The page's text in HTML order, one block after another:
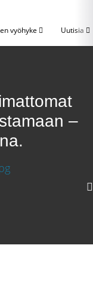
vyöhyke Uutisia
–